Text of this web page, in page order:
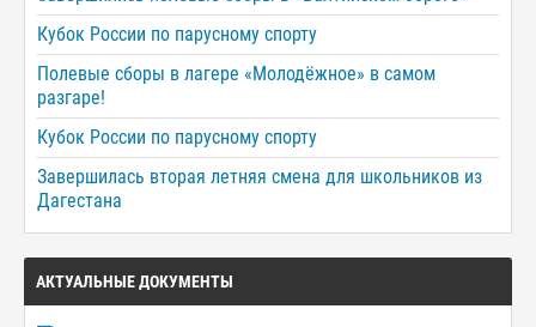
Кубок России по парусному спорту
Полевые сборы в лагере «Молодёжное» в самом
разгаре!
Кубок России по парусному спорту
Завершилась вторая летняя смена для школьников из
Дагестана
АКТУАЛЬНЫЕ ДОКУМЕНТЫ